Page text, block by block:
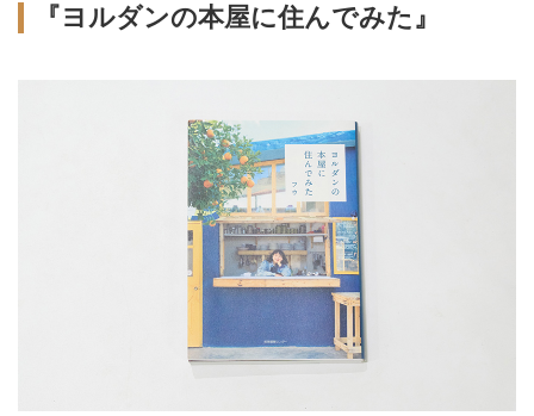
『ヨルダンの本屋に住んでみた』